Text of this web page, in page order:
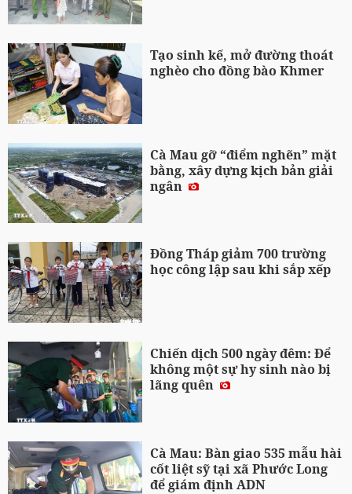
Tạo sinh kế, mở đường thoát
nghèo cho đồng bào Khmer
Cà Mau gỡ “điểm nghẽn” mặt
bằng, xây dựng kịch bản giải
ngân
Đồng Tháp giảm 700 trường
học công lập sau khi sắp xếp
Chiến dịch 500 ngày đêm: Để
không một sự hy sinh nào bị
lãng quên
Cà Mau: Bàn giao 535 mẫu hài
cốt liệt sỹ tại xã Phước Long
để giám định ADN